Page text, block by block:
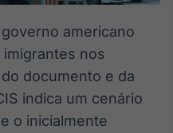
para
ativos
Datafeed
APIs para
americano
nos
documento e da
indica um cenário
o inicialmente